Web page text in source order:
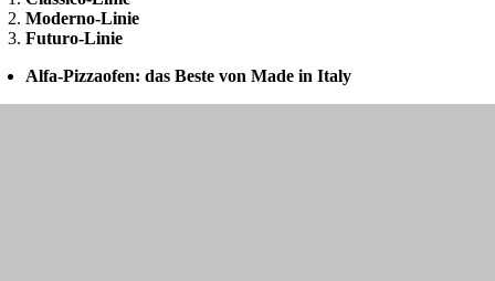
Moderno-Linie
Futuro-Linie
Alfa-Pizzaofen: das Beste von Made in Italy